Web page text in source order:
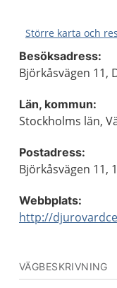
Större karta och
Besöksadress:
Björkåsvägen 11,
Län, kommun:
Stockholms län,
Postadress:
Björkåsvägen 11,
Webbplats:
http://
VÄGBESKRIVNING